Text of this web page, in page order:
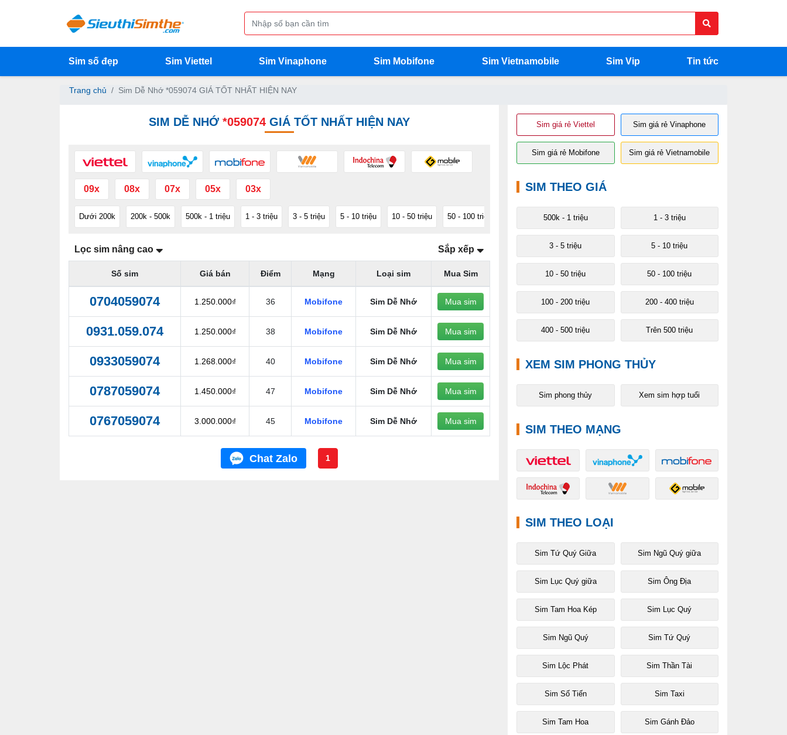
Sim số đẹp Sim Viettel Sim Vinaphone Sim Mobifone Sim Vietnamobile Sim Vip Tin tức
Trang chủ Sim Dễ Nhớ *059074 GIÁ TỐT NHẤT HIỆN NAY
SIM DỄ NHỚ *059074 GIÁ TỐT NHẤT HIỆN NAY
09x 08x 07x 05x 03x
Dưới 200k 200k - 500k 500k - 1 triệu 1 - 3 triệu 3 - 5 triệu 5 - 10 triệu 10 - 50 triệu 50 - 100 triệu 100 - 200 triệu 200 - 400 triệu 400 - 500 triệu
Lọc sim nâng cao Sắp xếp
Số sim Giá bán Điểm Mạng Loại sim Mua Sim
0704059074 1.250.000₫ 36 Mobifone Sim Dễ Nhớ Mua sim
0931.059.074 1.250.000₫ 38 Mobifone Sim Dễ Nhớ Mua sim
0933059074 1.268.000₫ 40 Mobifone Sim Dễ Nhớ Mua sim
0787059074 1.450.000₫ 47 Mobifone Sim Dễ Nhớ Mua sim
0767059074 3.000.000₫ 45 Mobifone Sim Dễ Nhớ Mua sim
Chat Zalo 1
Sim giá rẻ Viettel Sim giá rẻ Vinaphone
Sim giá rẻ Mobifone Sim giá rẻ Vietnamobile
SIM THEO GIÁ
500k - 1 triệu 1 - 3 triệu
3 - 5 triệu 5 - 10 triệu
10 - 50 triệu 50 - 100 triệu
100 - 200 triệu 200 - 400 triệu
400 - 500 triệu Trên 500 triệu
XEM SIM PHONG THỦY
Sim phong thủy Xem sim hợp tuổi
SIM THEO MẠNG
SIM THEO LOẠI
Sim Tứ Quý Giữa Sim Ngũ Quý giữa
Sim Lục Quý giữa Sim Ông Địa
Sim Tam Hoa Kép Sim Lục Quý
Sim Ngũ Quý Sim Tứ Quý
Sim Lộc Phát Sim Thần Tài
Sim Số Tiến Sim Taxi
Sim Tam Hoa Sim Gánh Đảo